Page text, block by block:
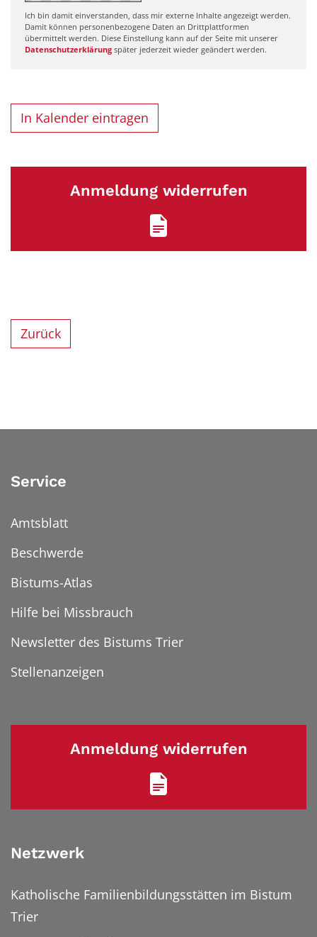
Ich bin damit einverstanden, dass mir externe Inhalte angezeigt werden.
Damit können personenbezogene Daten an Drittplattformen
übermittelt werden. Diese Einstellung kann auf der Seite mit unserer
Datenschutzerklärung später jederzeit wieder geändert werden.
In Kalender eintragen
Anmeldung widerrufen
Zurück
Service
Amtsblatt
Beschwerde
Bistums-Atlas
Hilfe bei Missbrauch
Newsletter des Bistums Trier
Stellenanzeigen
Anmeldung widerrufen
Netzwerk
Katholische Familienbildungsstätten im Bistum
Trier